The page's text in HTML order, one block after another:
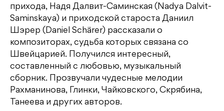
прихода, Надя Далвит-Саминская (Nadya Dalvit-
Saminskaya) и приходской староста Даниил
Шэрер (Daniel Schärer) рассказали о
композиторах, судьба которых связана со
Швейцарией. Получился интересный,
составленный с любовью, музыкальный
сборник. Прозвучали чудесные мелодии
Рахманинова, Глинки, Чайковского, Скрябина,
Танеева и других авторов.